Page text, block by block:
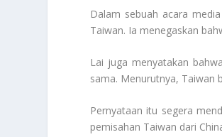
Dalam sebuah acara
Taiwan. Ia menegaskan
Lai juga menyatakan
sama. Menurutnya, Taiwan
Pernyataan itu segera
pemisahan Taiwan dari